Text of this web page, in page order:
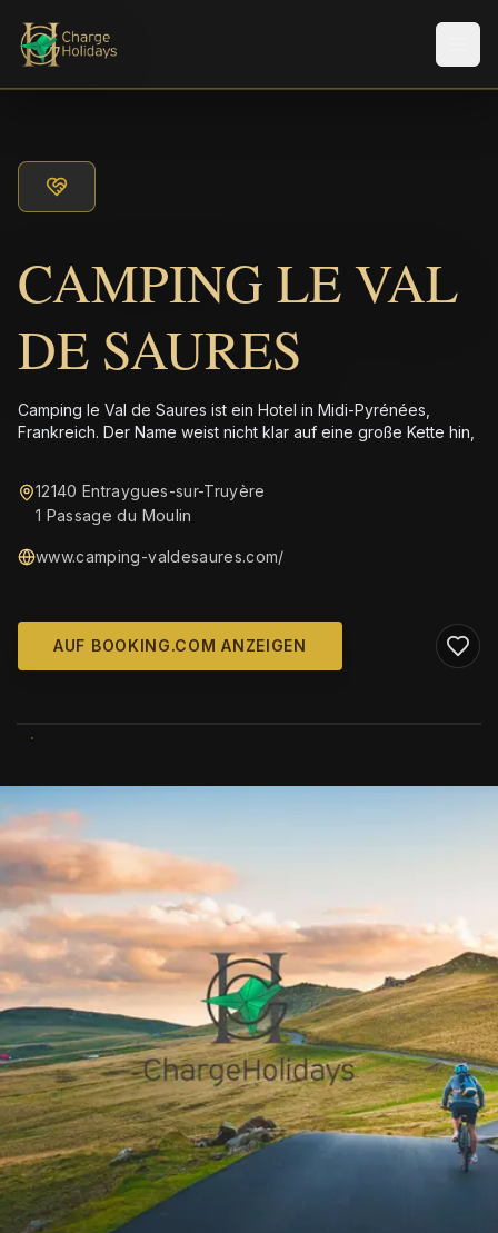
CAMPING LE VAL
DE SAURES
Camping le Val de Saures ist ein Hotel in Midi-Pyrénées,
Frankreich. Der Name weist nicht klar auf eine große Kette hin,
12140 Entraygues-sur-Truyère
1 Passage du Moulin
www.camping-valdesaures.com/
AUF BOOKING.COM ANZEIGEN